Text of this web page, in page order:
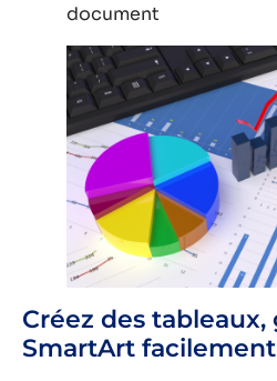
document
Créez des
SmartArt facilement